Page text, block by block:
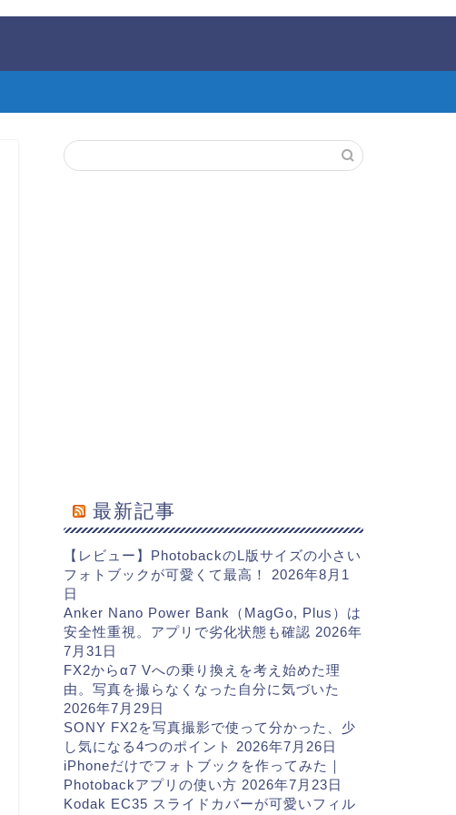
最新記事
【レビュー】PhotobackのL版サイズの小さい
フォトブックが可愛くて最高！
2026年8月1
日
Anker Nano Power Bank（MagGo, Plus）は
安全性重視。アプリで劣化状態も確認 2026年
7月31日
FX2からα7 Vへの乗り換えを考え始めた理
由。写真を撮らなくなった自分に気づいた
2026年7月29日
SONY FX2を写真撮影で使って分かった、少
し気になる4つのポイント 2026年7月26日
iPhoneだけでフォトブックを作ってみた｜
Photobackアプリの使い方 2026年7月23日
Kodak EC35 スライドカバーが可愛いフィル